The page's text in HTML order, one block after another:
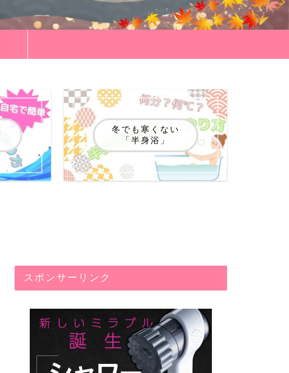
冬でも寒くない
「半身浴」
スポンサーリンク